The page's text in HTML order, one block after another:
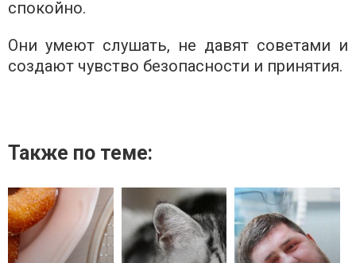
спокойно.
Они умеют слушать, не давят советами и
создают чувство безопасности и принятия.
Также по теме: